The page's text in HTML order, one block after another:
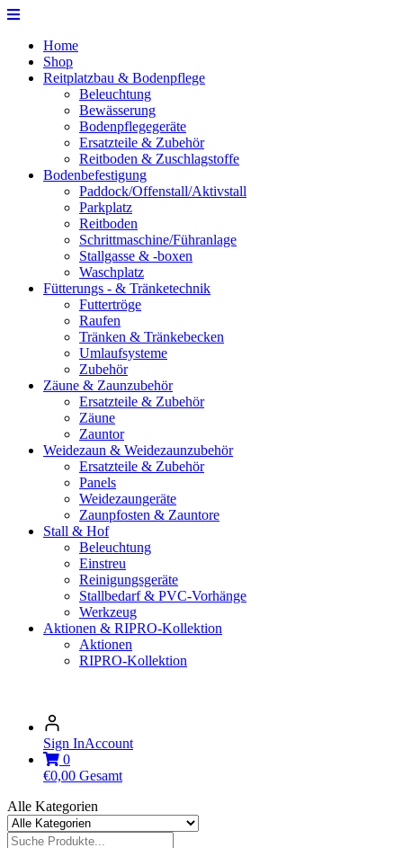
Home
Shop
Reitplatzbau & Bodenpflege
Beleuchtung
Bewässerung
Bodenpflegegeräte
Ersatzteile & Zubehör
Reitboden & Zuschlagstoffe
Bodenbefestigung
Paddock/Offenstall/Aktivstall
Parkplatz
Reitboden
Schrittmaschine/Führanlage
Stallgasse & -boxen
Waschplatz
Fütterungs - & Tränketechnik
Futtertröge
Raufen
Tränken & Tränkebecken
Umlaufsysteme
Zubehör
Zäune & Zaunzubehör
Ersatzteile & Zubehör
Zäune
Zauntor
Weidezaun & Weidezaunzubehör
Ersatzteile & Zubehör
Panels
Weidezaungeräte
Zaunpfosten & Zauntore
Stall & Hof
Beleuchtung
Einstreu
Reinigungsgeräte
Stallbedarf & PVC-Vorhänge
Werkzeug
Aktionen & RIPRO-Kollektion
Aktionen
RIPRO-Kollektion
Sign InAccount
0
€0,00 Gesamt
Alle Kategorien